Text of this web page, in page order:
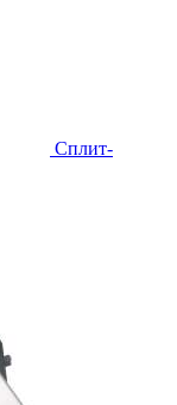
Сплит-